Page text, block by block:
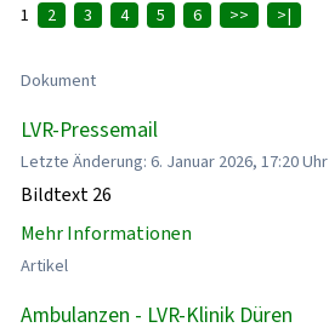
1 2 3 4 5 6 >> >|
Dokument
LVR-Pressemail
Letzte Änderung: 6. Januar 2026, 17:20 Uhr
Bildtext 26
Mehr Informationen
Artikel
Ambulanzen - LVR-Klinik Düren